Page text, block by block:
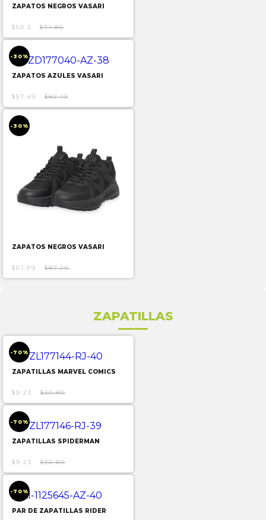
ZAPATOS NEGROS VASARI
$50.3 $71.86
-30%
ZAPATOS AZULES VASARI
$57.49 $82.13
-30%
ZAPATOS NEGROS VASARI
$61.09 $87.26
ZAPATILLAS
-70%
ZAPATILLAS MARVEL COMICS
$9.23 $30.80
-70%
ZAPATILLAS SPIDERMAN
$9.23 $30.80
-70%
PAR DE ZAPATILLAS RIDER